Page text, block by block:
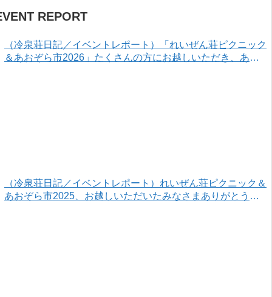
REPORT
（冷泉荘日記／イベントレポート）「れいぜん荘ピクニック
＆あおぞら市2026」たくさんの方にお越しいただき、あり
（冷泉荘日記／イベントレポート）れいぜん荘ピクニック＆
あおぞら市2025、お越しいただいたみなさまありがとうご